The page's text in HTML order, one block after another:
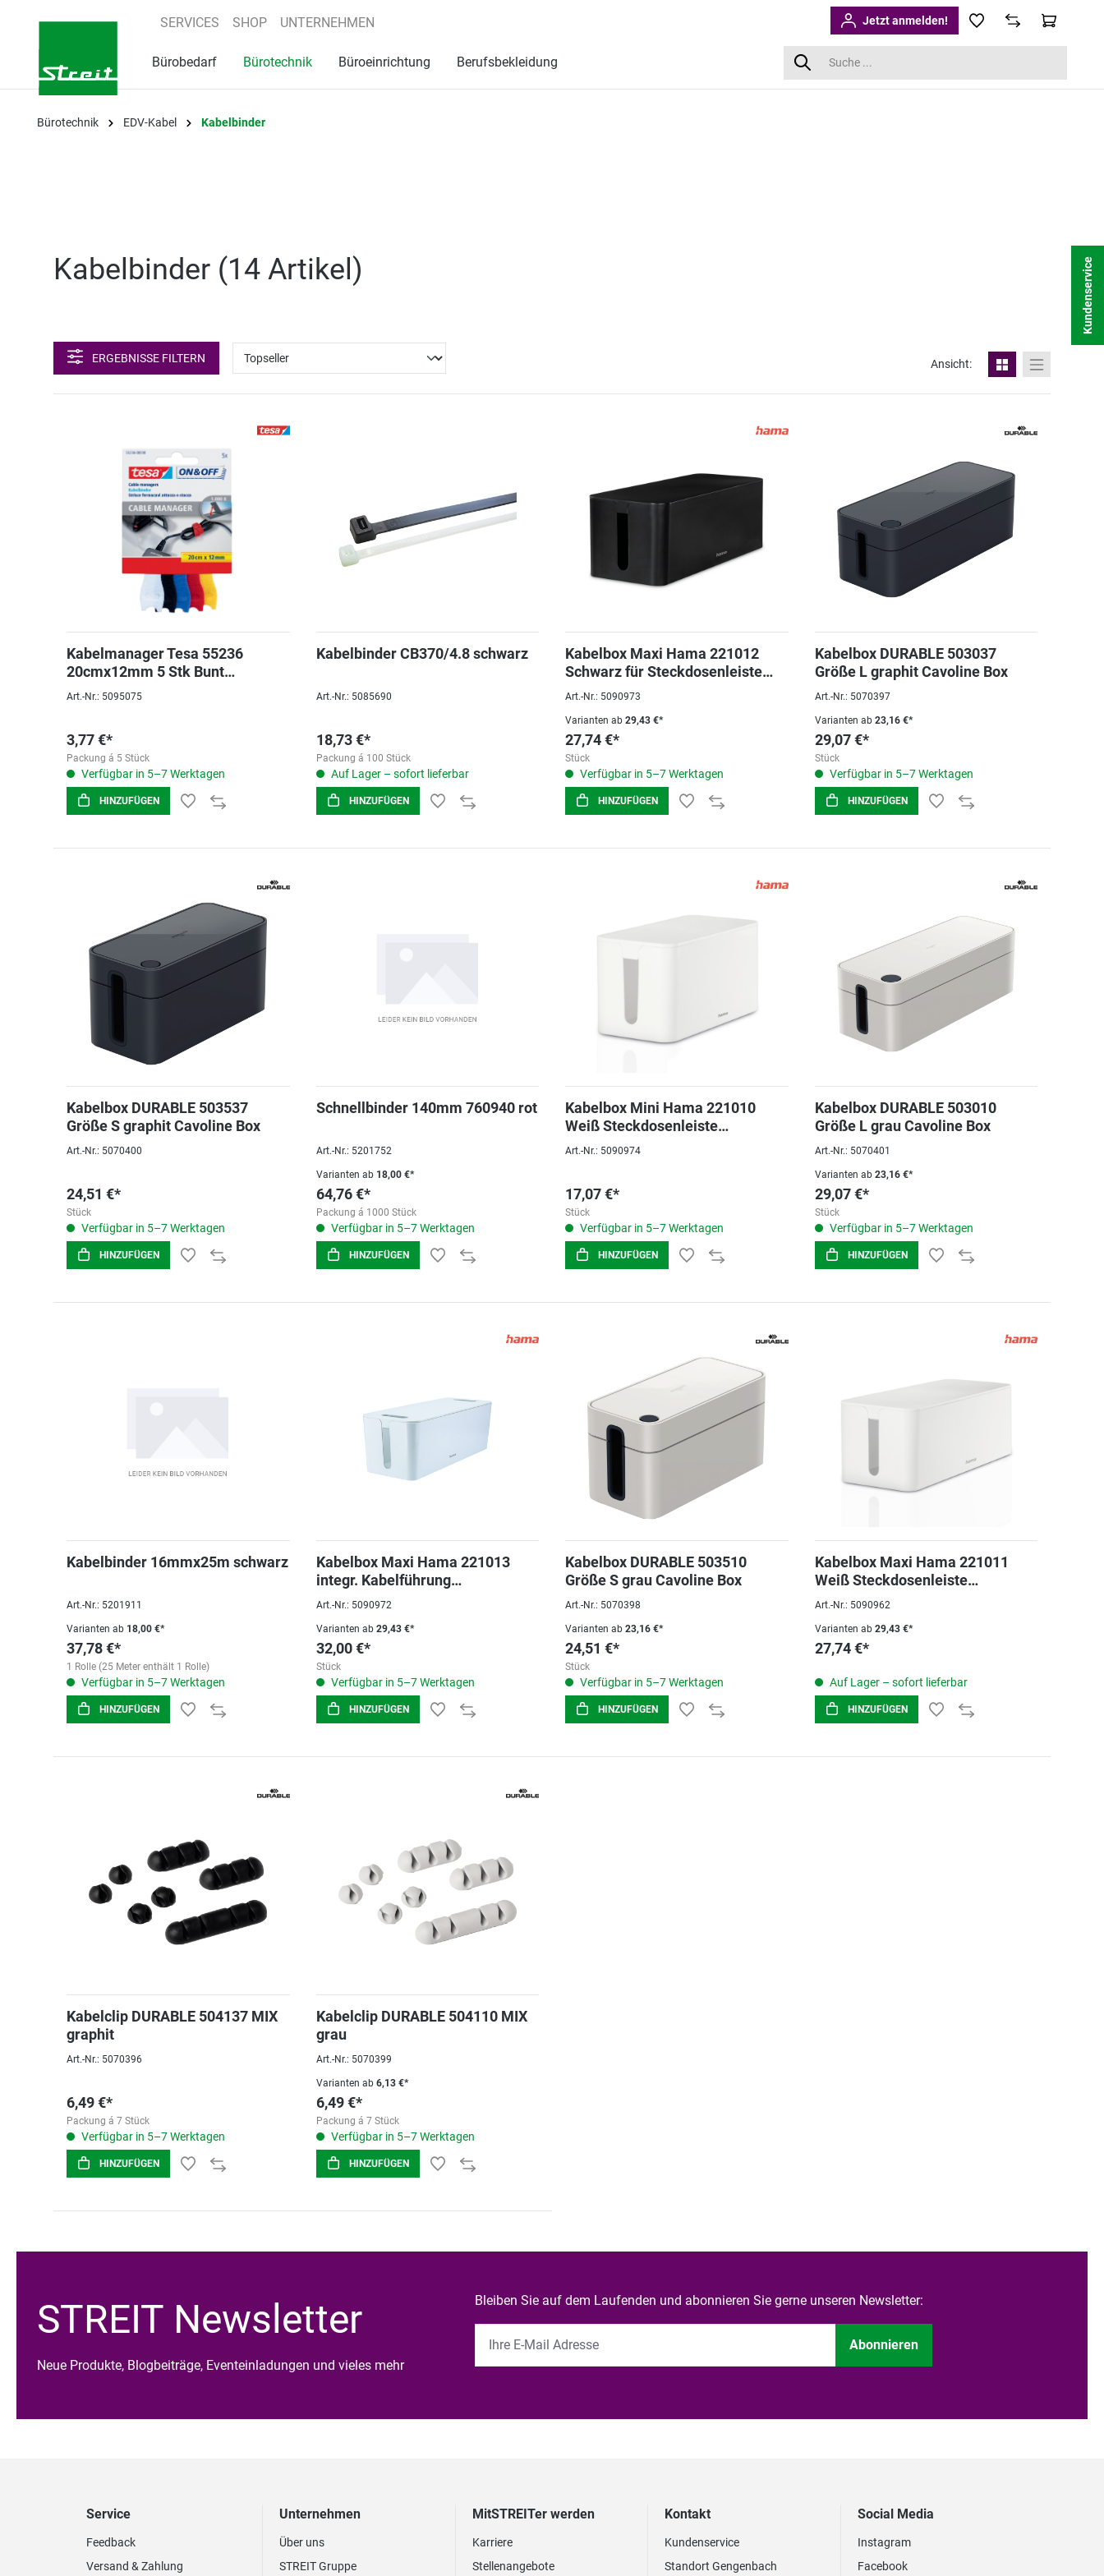
Zur Hauptnavigation springen
SERVICES SHOP UNTERNEHMEN Jetzt anmelden!
Bürobedarf Bürotechnik Büroeinrichtung Berufsbekleidung
Bürotechnik EDV-Kabel Kabelbinder
Kabelbinder (14 Artikel )
ERGEBNISSE FILTERN Ansicht:
Kabelmanager Tesa 55236
20cmx12mm 5 Stk Bunt
Wiederablösbar
Art.-Nr.: 5095075
3,77 €*
Packung á 5 Stück
Verfügbar in 5–7 Werktagen
HINZUFÜGEN
Kabelbinder CB370/4.8 schwarz
Art.-Nr.: 5085690
18,73 €*
Packung á 100 Stück
Auf Lager – sofort lieferbar
HINZUFÜGEN
Kabelbox Maxi Hama 221012
Schwarz für Steckdosenleiste
40x15.6x13,5 cm
Art.-Nr.: 5090973
Varianten ab 29,43 €*
27,74 €*
Stück
Verfügbar in 5–7 Werktagen
HINZUFÜGEN
Kabelbox DURABLE 503037
Größe L graphit Cavoline Box
Art.-Nr.: 5070397
Varianten ab23,16 €*
29,07 €*
Stück
Verfügbar in 5–7 Werktagen
HINZUFÜGEN
Kabelbox DURABLE 503537
Größe S graphit Cavoline Box
Art.-Nr.: 5070400
24,51 €*
Stück
Verfügbar in 5–7 Werktagen
HINZUFÜGEN
Schnellbinder 140mm 760940 rot
Art.-Nr.: 5201752
Varianten ab18,00 €*
64,76 €*
Packung á 1000 Stück
Verfügbar in 5–7 Werktagen
HINZUFÜGEN
Kabelbox Mini Hama 221010
Weiß Steckdosenleiste
23,5x11,5x12 cm
Art.-Nr.: 5090974
17,07 €*
Stück
Verfügbar in 5–7 Werktagen
HINZUFÜGEN
Kabelbox DURABLE 503010
Größe L grau Cavoline Box
Art.-Nr.: 5070401
Varianten ab23,16 €*
29,07 €*
Stück
Verfügbar in 5–7 Werktagen
HINZUFÜGEN
Kabelbinder 16mmx25m schwarz
Art.-Nr.: 5201911
Varianten ab 18,00 €*
37,78 €*
1 Rolle (25 Meter enthält 1 Rolle)
Verfügbar in 5–7 Werktagen
HINZUFÜGEN
Kabelbox Maxi Hama 221013
integr. Kabelführung
40,0x15,5x13,8 cm Weiß
Art.-Nr.: 5090972
Varianten ab29,43 €*
32,00 €*
Stück
Verfügbar in 5–7 Werktagen
HINZUFÜGEN
Kabelbox DURABLE 503510
Größe S grau Cavoline Box
Art.-Nr.: 5070398
Varianten ab 23,16 €*
24,51 €*
Stück
Verfügbar in 5–7 Werktagen
HINZUFÜGEN
Kabelbox Maxi Hama 221011
Weiß Steckdosenleiste
40x15.6x13,5 cm
Art.-Nr.: 5090962
Varianten ab29,43 €*
27,74 €*
Auf Lager – sofort lieferbar
HINZUFÜGEN
Kabelclip DURABLE 504137 MIX
graphit
Art.-Nr.: 5070396
6,49 €*
Packung á 7 Stück
Verfügbar in 5–7 Werktagen
HINZUFÜGEN
Kabelclip DURABLE 504110 MIX
grau
Art.-Nr.: 5070399
Varianten ab6,13 €*
6,49 €*
Packung á 7 Stück
Verfügbar in 5–7 Werktagen
HINZUFÜGEN
STREIT Newsletter
Neue Produkte, Blogbeiträge, Eventeinladungen und vieles mehr
Bleiben Sie auf dem Laufenden und abonnieren Sie gerne unseren Newsletter:
Abonnieren
Service
Feedback
Versand & Zahlung
Unternehmen
Über uns
STREIT Gruppe
MitSTREITer werden
Karriere
Stellenangebote
Kontakt
Kundenservice
Standort Gengenbach
Social Media
Instagram
Facebook
Kundenservice